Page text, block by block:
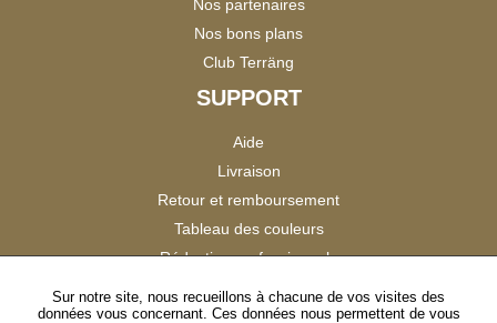
Nos partenaires
Nos bons plans
Club Terräng
SUPPORT
Aide
Livraison
Retour et remboursement
Tableau des couleurs
Réduction professionnels
Satisfaction Clients
Sur notre site, nous recueillons à chacune de vos visites des
données vous concernant. Ces données nous permettent de vous